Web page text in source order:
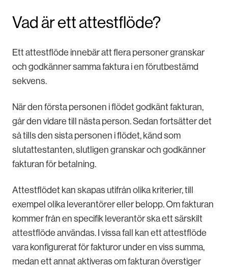
Vad är ett attestflöde?
Ett attestflöde innebär att flera personer granskar
och godkänner samma faktura i en förutbestämd
sekvens.
När den första personen i flödet godkänt fakturan,
går den vidare till nästa person. Sedan fortsätter det
så tills den sista personen i flödet, känd som
slutattestanten, slutligen granskar och godkänner
fakturan för betalning.
Attestflödet kan skapas utifrån olika kriterier, till
exempel olika leverantörer eller belopp. Om fakturan
kommer från en specifik leverantör ska ett särskilt
attestflöde användas. I vissa fall kan ett attestflöde
vara konfigurerat för fakturor under en viss summa,
medan ett annat aktiveras om fakturan överstiger